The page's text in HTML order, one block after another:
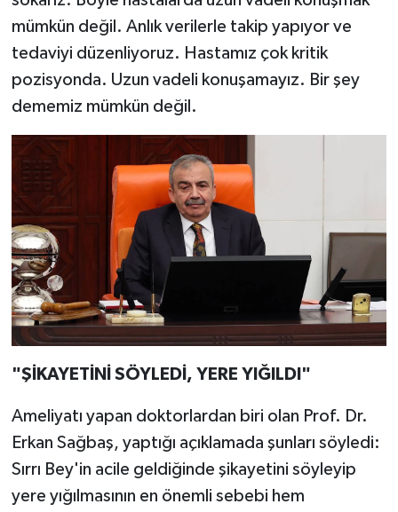
mümkün değil. Anlık verilerle takip yapıyor ve
tedaviyi düzenliyoruz. Hastamız çok kritik
pozisyonda. Uzun vadeli konuşamayız. Bir şey
dememiz mümkün değil.
"ŞİKAYETİNİ SÖYLEDİ, YERE YIĞILDI"
Ameliyatı yapan doktorlardan biri olan Prof. Dr.
Erkan Sağbaş, yaptığı açıklamada şunları söyledi:
Sırrı Bey'in acile geldiğinde şikayetini söyleyip
yere yığılmasının en önemli sebebi hem